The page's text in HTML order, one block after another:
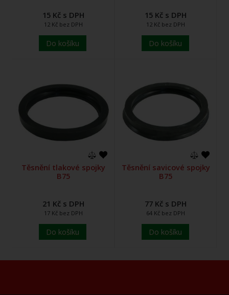
15 Kč s DPH
12 Kč bez DPH
Do košíku
15 Kč s DPH
12 Kč bez DPH
Do košíku
Těsnění tlakové spojky
B75
21 Kč s DPH
17 Kč bez DPH
Do košíku
Těsnění savicové spojky
B75
77 Kč s DPH
64 Kč bez DPH
Do košíku